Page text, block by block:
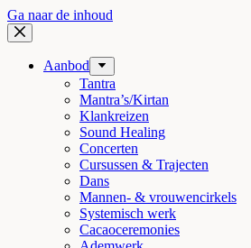
Ga naar de inhoud
Aanbod
Tantra
Mantra’s/Kirtan
Klankreizen
Sound Healing
Concerten
Cursussen & Trajecten
Dans
Mannen- & vrouwencirkels
Systemisch werk
Cacaoceremonies